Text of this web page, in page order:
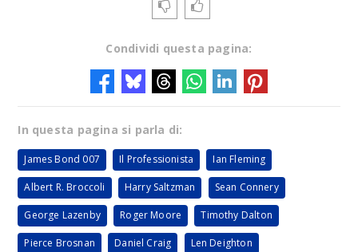
Condividi questa pagina:
In questa pagina si parla di:
James Bond 007 Il Professionista Ian Fleming
Albert R. Broccoli Harry Saltzman Sean Connery
George Lazenby Roger Moore Timothy Dalton
Pierce Brosnan Daniel Craig Len Deighton